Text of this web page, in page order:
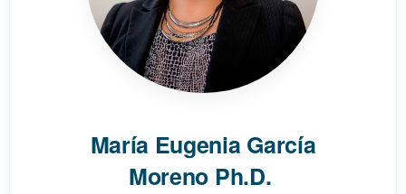
María Eugenia García
Moreno Ph.D.